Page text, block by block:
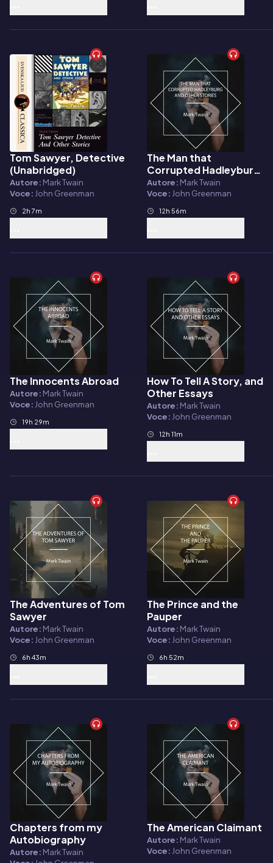
Audiolibro
Tom Sawyer, Detective
(Unabridged)
Autore: Mark Twain
Voce: John Greenman
2h 7m
Audiolibro
The Man that
Corrupted Hadleyburg
and Other Stories
Autore: Mark Twain
Voce: John Greenman
12h 56m
Audiolibro
The Innocents Abroad
Autore: Mark Twain
Voce: John Greenman
19h 29m
Audiolibro
How To Tell A Story, and
Other Essays
Autore: Mark Twain
Voce: John Greenman
12h 11m
Audiolibro
The Adventures of Tom
Sawyer
Autore: Mark Twain
Voce: John Greenman
6h 43m
Audiolibro
The Prince and the
Pauper
Autore: Mark Twain
Voce: John Greenman
6h 52m
Audiolibro
Chapters from my
Autobiography
Autore: Mark Twain
Audiolibro
The American Claimant
Autore: Mark Twain
Voce: John Greenman